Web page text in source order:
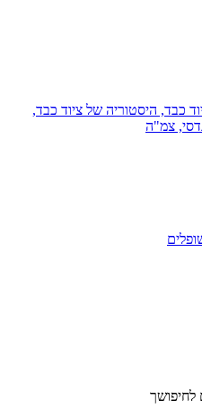
כבד, היסטוריה של ציוד כבד,
צמ"ה